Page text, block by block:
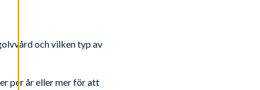
och vilken typ av
per år eller mer för att